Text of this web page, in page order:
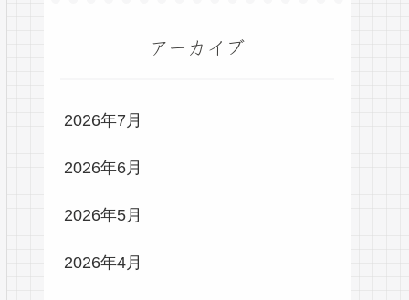
アーカイブ
2026年7月
2026年6月
2026年5月
2026年4月